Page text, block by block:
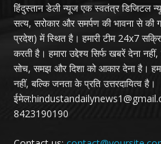
हिंदुस्तान डेली न्यूज एक स्वतंत्र डिजिटल
सत्य, सरोकार और समर्पण की भावना से की
प्रदेश) में स्थित है। हमारी टीम 24x7
करती है। हमारा उद्देश्य सिर्फ खबरें देना
सोच, समझ और दिशा को आकार देना है।
नहीं, बल्कि जनता के प्रति उत्तरदायित्व है।
8423190190